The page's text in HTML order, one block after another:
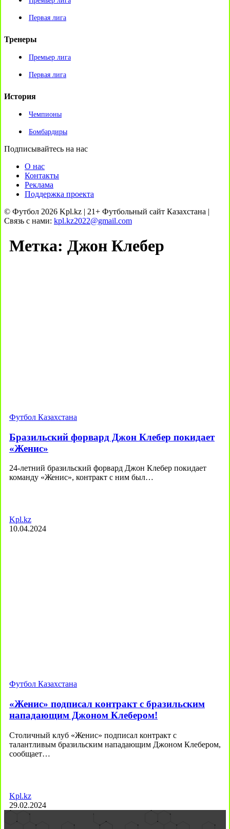
Первая лига
Тренеры
Премьер лига
Первая лига
История
Чемпионы
Бомбардиры
Подписывайтесь на нас
О нас
Контакты
Реклама
Поддержка проекта
© Футбол 2026 Kpl.kz | 21+ Футбольный сайт Казахстана |
Связь с нами: kpl.kz2022@gmail.com
Метка: Джон Клебер
Футбол Казахстана
Бразильский форвард Джон Клебер покидает
«Женис»
24-летний бразильский форвард Джон Клебер покидает
команду «Женис», контракт с ним был…
Kpl.kz
10.04.2024
Футбол Казахстана
«Женис» подписал контракт с бразильским
нападающим Джоном Клебером!
Столичный клуб «Женис» подписал контракт с
талантливым бразильским нападающим Джоном Клебером,
сообщает…
Kpl.kz
29.02.2024